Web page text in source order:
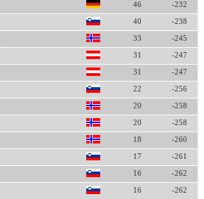
46 -232
40 -238
33 -245
31 -247
31 -247
22 -256
20 -258
20 -258
18 -260
17 -261
16 -262
16 -262